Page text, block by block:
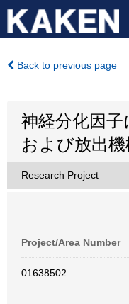
Back to previous page
神経分化因
および放出
Research Project
Project/Area Number
01638502